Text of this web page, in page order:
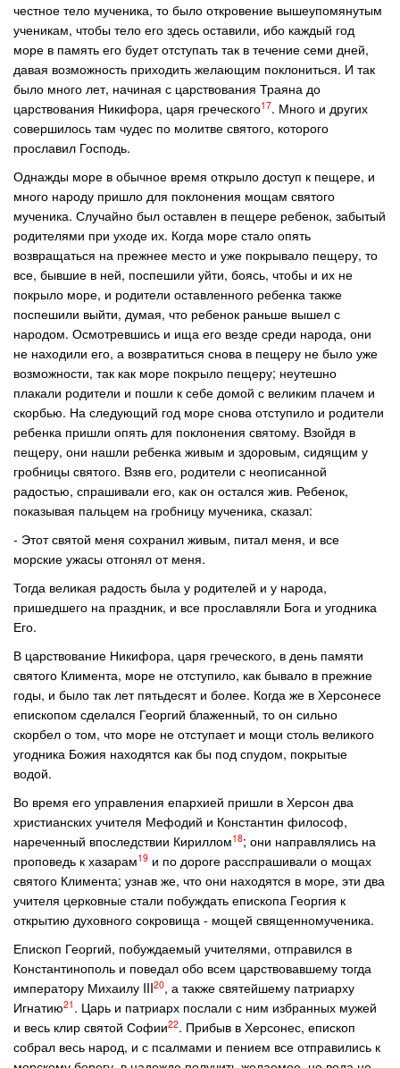
честное тело мученика, то было откровение вышеупомянутым
ученикам, чтобы тело его здесь оставили, ибо каждый год
море в память его будет отступать так в течение семи дней,
давая возможность приходить желающим поклониться. И так
было много лет, начиная с царствования Траяна до
царствования Никифора, царя греческого17. Много и других
совершилось там чудес по молитве святого, которого
прославил Господь.
Однажды море в обычное время открыло доступ к пещере, и
много народу пришло для поклонения мощам святого
мученика. Случайно был оставлен в пещере ребенок, забытый
родителями при уходе их. Когда море стало опять
возвращаться на прежнее место и уже покрывало пещеру, то
все, бывшие в ней, поспешили уйти, боясь, чтобы и их не
покрыло море, и родители оставленного ребенка также
поспешили выйти, думая, что ребенок раньше вышел с
народом. Осмотревшись и ища его везде среди народа, они
не находили его, а возвратиться снова в пещеру не было уже
возможности, так как море покрыло пещеру; неутешно
плакали родители и пошли к себе домой с великим плачем и
скорбью. На следующий год море снова отступило и родители
ребенка пришли опять для поклонения святому. Взойдя в
пещеру, они нашли ребенка живым и здоровым, сидящим у
гробницы святого. Взяв его, родители с неописанной
радостью, спрашивали его, как он остался жив. Ребенок,
показывая пальцем на гробницу мученика, сказал:
- Этот святой меня сохранил живым, питал меня, и все
морские ужасы отгонял от меня.
Тогда великая радость была у родителей и у народа,
пришедшего на праздник, и все прославляли Бога и угодника
Его.
В царствование Никифора, царя греческого, в день памяти
святого Климента, море не отступило, как бывало в прежние
годы, и было так лет пятьдесят и более. Когда же в Херсонесе
епископом сделался Георгий блаженный, то он сильно
скорбел о том, что море не отступает и мощи столь великого
угодника Божия находятся как бы под спудом, покрытые
водой.
Во время его управления епархией пришли в Херсон два
христианских учителя Мефодий и Константин философ,
нареченный впоследствии Кириллом18; они направлялись на
проповедь к хазарам19 и по дороге расспрашивали о мощах
святого Климента; узнав же, что они находятся в море, эти два
учителя церковные стали побуждать епископа Георгия к
открытию духовного сокровища - мощей священномученика.
Епископ Георгий, побуждаемый учителями, отправился в
Константинополь и поведал обо всем царствовавшему тогда
императору Михаилу III20, а также святейшему патриарху
Игнатию21 . Царь и патриарх послали с ним избранных мужей
и весь клир святой Софии22. Прибыв в Херсонес, епископ
собрал весь народ, и с псалмами и пением все отправились к